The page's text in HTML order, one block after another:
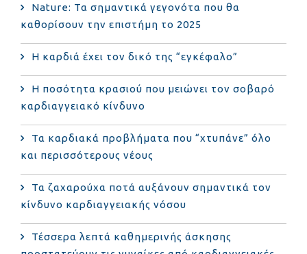
Nature: Τα σημαντικά γεγονότα που θα
καθορίσουν την επιστήμη το 2025
Η καρδιά έχει τον δικό της “εγκέφαλο”
Η ποσότητα κρασιού που μειώνει τον σοβαρό
καρδιαγγειακό κίνδυνο
Τα καρδιακά προβλήματα που “χτυπάνε” όλο
και περισσότερους νέους
Τα ζαχαρούχα ποτά αυξάνουν σημαντικά τον
κίνδυνο καρδιαγγειακής νόσου
Τέσσερα λεπτά καθημερινής άσκησης